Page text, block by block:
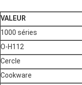
VALEUR
1000 séries
O-H112
Cercle
Cookware